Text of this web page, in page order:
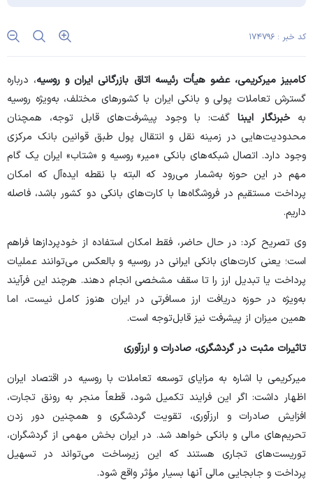
کد خبر : ۱۷۴۷۹۶
کامبیز میرکریمی، عضو هیأت رئیسه اتاق بازرگانی ایران و روسیه، درباره
گسترش تعاملات پولی و بانکی ایران با کشور‌های مختلف، به‌ویژه روسیه
به خبرنگار ایبنا گفت: با وجود پیشرفت‌های قابل توجه، همچنان
محدودیت‌هایی در زمینه نقل و انتقال پول طبق قوانین بانک مرکزی
وجود دارد. اتصال شبکه‌های بانکی «میر» روسیه و «شتاب» ایران یک گام
مهم در این حوزه به‌شمار می‌رود که البته با نقطه ایده‌آل که امکان
پرداخت مستقیم در فروشگاه‌ها با کارت‌های بانکی دو کشور باشد، فاصله
داریم.
وی تصریح کرد: در حال حاضر، فقط امکان استفاده از خودپرداز‌ها فراهم
است؛ یعنی کارت‌های بانکی ایرانی در روسیه و بالعکس می‌توانند عملیات
پرداخت یا تبدیل ارز را تا سقف مشخصی انجام دهند. هرچند این فرآیند
به‌ویژه در حوزه دریافت ارز مسافرتی در ایران هنوز کامل نیست، اما
همین میزان از پیشرفت نیز قابل‌توجه است.
تاثیرات مثبت در گردشگری، صادرات و ارزآوری
میرکریمی با اشاره به مزایای توسعه تعاملات با روسیه در اقتصاد ایران
اظهار داشت: اگر این فرایند تکمیل شود، قطعاً منجر به رونق تجارت،
افزایش صادرات و ارزآوری، تقویت گردشگری و همچنین دور زدن
تحریم‌های مالی و بانکی خواهد شد. در ایران بخش مهمی از گردشگران،
توریست‌های تجاری هستند که این زیرساخت می‌تواند در تسهیل
پرداخت و جابجایی مالی آنها بسیار مؤثر واقع شود.